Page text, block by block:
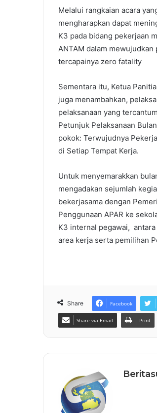
Melalui rangkaian acara
mengharapkan dapat
K3 pada bidang pekerjaan
ANTAM dalam
tercapainya zero fatality
Sementara itu, Ketua
juga menambahkan,
pelaksanaan yang
Petunjuk Pelaksanaan
pokok: Terwujudnya
di Setiap Tempat Kerja.
Untuk menyemarakkan
mengadakan sejumlah
bekerjasama dengan
Penggunaan APAR ke
K3 internal pegawai,
area kerja serta pemilihan
Share Facebook
Share via Email Print